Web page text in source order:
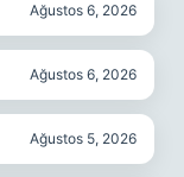
Ağustos 6, 2026
Ağustos 6, 2026
Ağustos 5, 2026